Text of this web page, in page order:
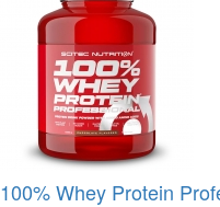
100% Whey Protein